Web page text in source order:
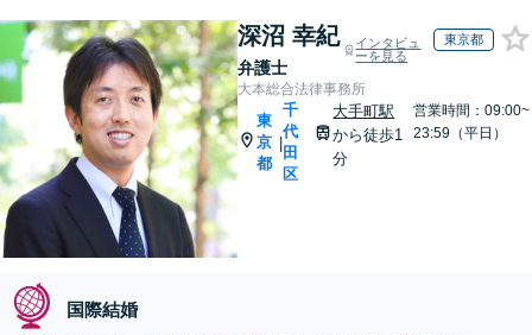
深沼 幸紀
弁護士
インタビュ
ーを見る
東京都
大本総合法律事務所
東
京
都
|
千
代
田
区
大手町駅
から徒歩1
分
営業時間：09:00~
23:59（平日）
国際結婚